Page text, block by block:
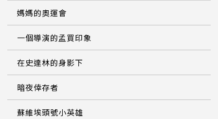
媽媽的奧運會
一個導演的孟買印象
在史達林的身影下
暗夜倖存者
蘇維埃頭號小英雄